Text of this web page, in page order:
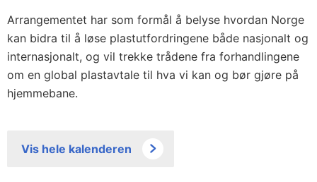
Arrangementet har som formål å belyse hvordan Norge
kan bidra til å løse plastutfordringene både nasjonalt og
internasjonalt, og vil trekke trådene fra forhandlingene
om en global plastavtale til hva vi kan og bør gjøre på
hjemmebane.
Vis hele kalenderen